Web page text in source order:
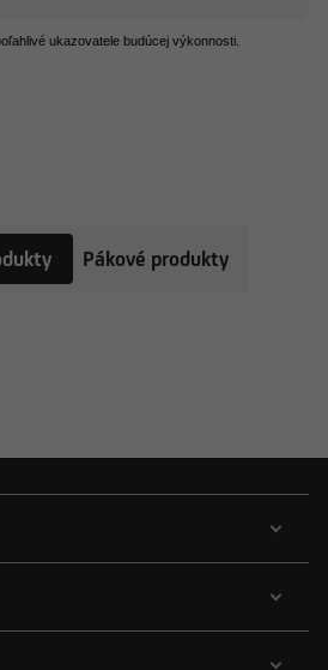
ukazovatele budúcej výkonnosti.
Pákové produkty